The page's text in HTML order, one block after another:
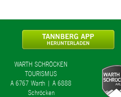
WARTH SCHRÖCKEN
TOURISMUS
A 6767 Warth | A 6888
Schröcken